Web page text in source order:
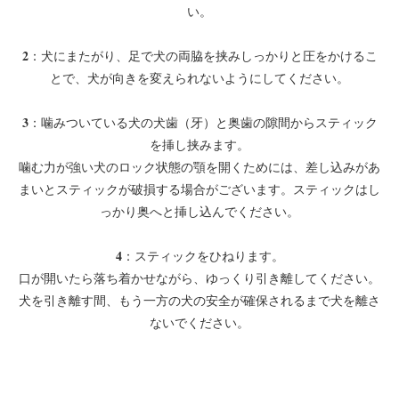
い。
2：犬にまたがり、足で犬の両脇を挟みしっかりと圧をかけるこ
とで、犬が向きを変えられないようにしてください。
3：噛みついている犬の犬歯（牙）と奥歯の隙間からスティック
を挿し挟みます。
噛む力が強い犬のロック状態の顎を開くためには、差し込みがあ
まいとスティックが破損する場合がございます。スティックはし
っかり奥へと挿し込んでください。
4：スティックをひねります。
口が開いたら落ち着かせながら、ゆっくり引き離してください。
犬を引き離す間、もう一方の犬の安全が確保されるまで犬を離さ
ないでください。